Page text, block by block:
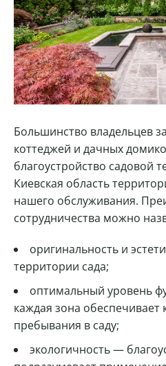
Большинство владельцев
коттеджей и дачных
благоустройство садовой
Киевская область
нашего обслуживания.
сотрудничества можно
оригинальность и
территории сада;
оптимальный уровень
каждая зона
пребывания в саду;
экологичность —